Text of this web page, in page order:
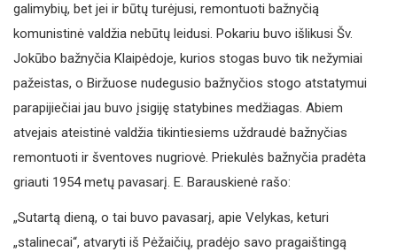
galimybių, bet jei ir būtų turėjusi, remontuoti bažnyčią
komunistinė valdžia nebūtų leidusi. Pokariu buvo išlikusi Šv.
Jokūbo bažnyčia Klaipėdoje, kurios stogas buvo tik nežymiai
pažeistas, o Biržuose nudegusio bažnyčios stogo atstatymui
parapijiečiai jau buvo įsigiję statybines medžiagas. Abiem
atvejais ateistinė valdžia tikintiesiems uždraudė bažnyčias
remontuoti ir šventoves nugriovė. Priekulės bažnyčia pradėta
griauti 1954 metų pavasarį. E. Barauskienė rašo:
„Sutartą dieną, o tai buvo pavasarį, apie Velykas, keturi
„stalinecai“, atvaryti iš Pėžaičių, pradėjo savo pragaištingą